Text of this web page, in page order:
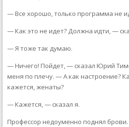
— Все хорошо, только программа не
— Как это не идет? Должна идти, —
— Я тоже так думаю.
— Ничего! Пойдет, — сказал Юрий
меня по плечу. — А как настроение?
кажется, женаты?
— Кажется, — сказал я.
Профессор недоуменно поднял брови.